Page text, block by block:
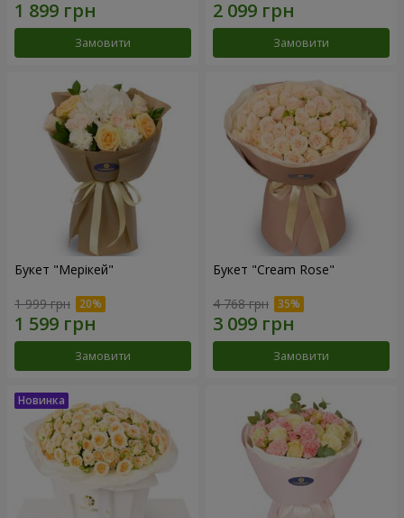
Замовити Замовити
Букет "Мерікей"
1 999 грн
Замовити
Букет "Cream Rose"
4 768 грн
Замовити